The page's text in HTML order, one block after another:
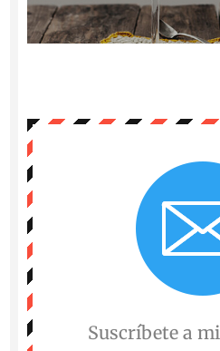
Suscríbete a mi